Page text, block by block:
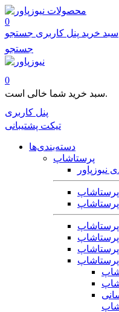
محصولات
0
سبد خرید پنل کاربری جستجو
جستجو
0
سبد خرید شما خالی است.
پنل کاربری
تیکت پشتیبانی
دسته‌بندی‌ها
پرستاشاپ
نیوزپاور
پرستاشاپ
پرستاشاپ